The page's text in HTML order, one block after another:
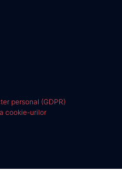
personal (GDPR)
cookie-urilor